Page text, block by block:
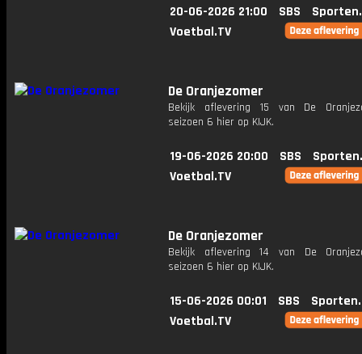
20-06-2026 21:00 SBS
Voetbal.TV
De Oranjezomer
Bekijk aflevering 15 van De
seizoen 6 hier op KIJK.
19-06-2026 20:00 SBS
Voetbal.TV
De Oranjezomer
Bekijk aflevering 14 van De
seizoen 6 hier op KIJK.
15-06-2026 00:01 SBS
Voetbal.TV